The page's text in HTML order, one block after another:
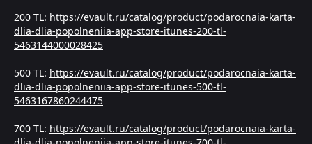
200 TL: https://evault.ru/catalog/product/podarocnaia-karta-
dlia-dlia-popolneniia-app-store-itunes-200-tl-
5463144000028425
500 TL: https://evault.ru/catalog/product/podarocnaia-karta-
dlia-dlia-popolneniia-app-store-itunes-500-tl-
5463167860244475
700 TL: https://evault.ru/catalog/product/podarocnaia-karta-